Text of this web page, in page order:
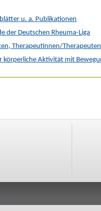
u. a. Publikationen
der Deutschen Rheuma-Liga
Therapeutinnen/
Aktivität mit